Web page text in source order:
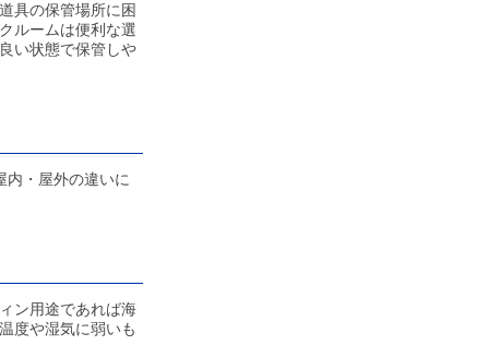
具の保管場所に困
ルームは便利な選
い状態で保管しや
内・屋外の違いに
ン用途であれば海
度や湿気に弱いも